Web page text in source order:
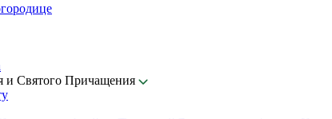
и Святого Причащения